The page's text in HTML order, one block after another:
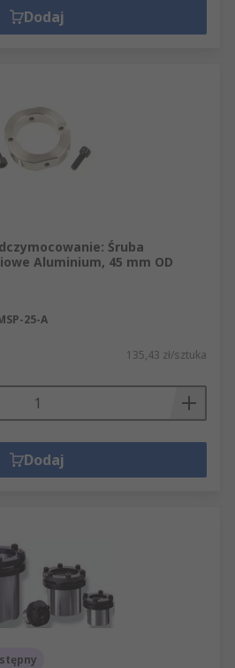
Dodaj
Śruba
Aluminium, 45 mm OD
25-A
135,43 zł/sztuka
Dodaj